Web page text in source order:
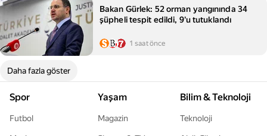
Bakan Gürlek: 52 orman yangınında 34
şüpheli tespit edildi, 9'u tutuklandı
1 saat önce
Daha fazla göster
Spor
Futbol
Yaşam
Magazin
Bilim & Teknoloji
Teknoloji